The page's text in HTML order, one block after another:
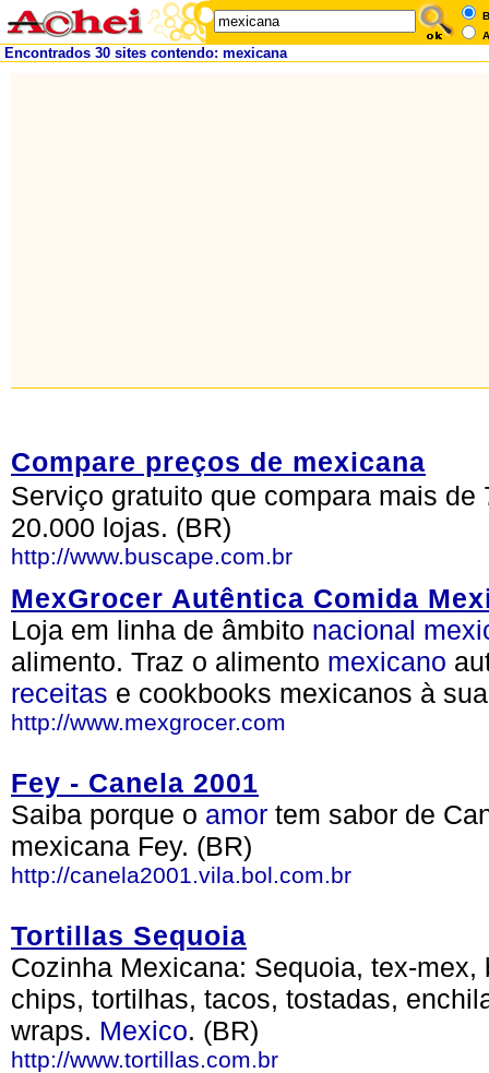
Encontrados 30 sites contendo: mexicana
Compare preços de mexicana
Serviço gratuito que compara mais
20.000 lojas. (BR)
http://www.buscape.com.br
MexGrocer Autêntica Comida
Loja em linha de âmbito nacional
alimento. Traz o alimento mexicano
receitas e cookbooks mexicanos à
http://www.mexgrocer.com
Fey - Canela 2001
Saiba porque o amor tem sabor de
mexicana Fey. (BR)
http://canela2001.vila.bol.com.br
Tortillas Sequoia
Cozinha Mexicana: Sequoia, tex-
chips, tortilhas, tacos, tostadas,
wraps. Mexico. (BR)
http://www.tortillas.com.br